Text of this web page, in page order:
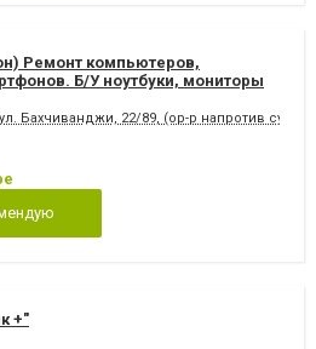
Ремонт компьютеров,
Б/У ноутбуки, мониторы
Бахчиванджи, 22/89, (ор-р напротив
+"